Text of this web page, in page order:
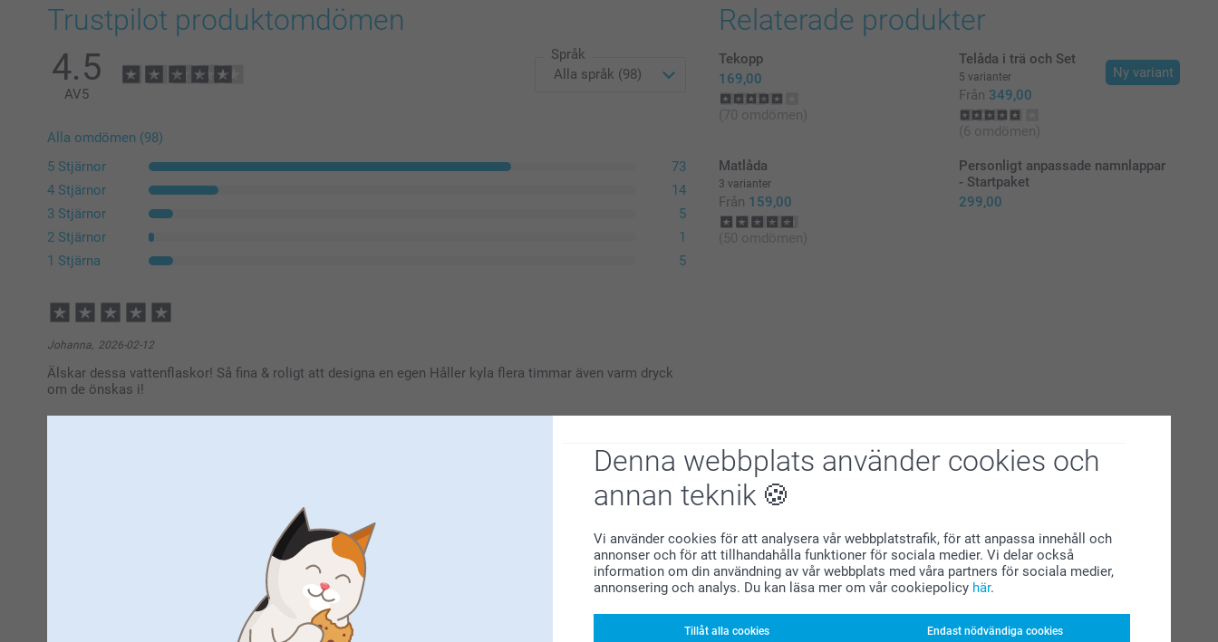
Denna webbplats använder cookies och
annan teknik
Vi använder cookies för att analysera vår webbplatstrafik, för att anpassa innehåll och
annonser och för att tillhandahålla funktioner för sociala medier. Vi delar också
information om din användning av vår webbplats med våra partners för sociala medier,
annonsering och analys. Du kan läsa mer om vår cookiepolicy här.
Tillåt alla cookies Endast nödvändiga cookies
Trustpilot produktomdömen
4.5
AV5
Språk
Alla omdömen (98)
5 Stjärnor
73
4 Stjärnor
14
3 Stjärnor
5
2 Stjärnor
1
1 Stjärna
5
Johanna, 2026-02-12
Älskar dessa vattenflaskor! Så fina & roligt att designa en egen Håller kyla flera timmar även varm dryck
om de önskas i!
Stort tack för dina ⭐️⭐️⭐️⭐️⭐️ och omdöme, så härligt att du är nöjd med dina vattenflaskor!
Relaterade produkter
Tekopp
169,00
(70 omdömen)
Ny variant
Telåda i trä och Set
5 varianter
Från 349,00
(6 omdömen)
Matlåda
3 varianter
Från 159,00
(50 omdömen)
Personligt anpassade namnlappar
- Startpaket
299,00